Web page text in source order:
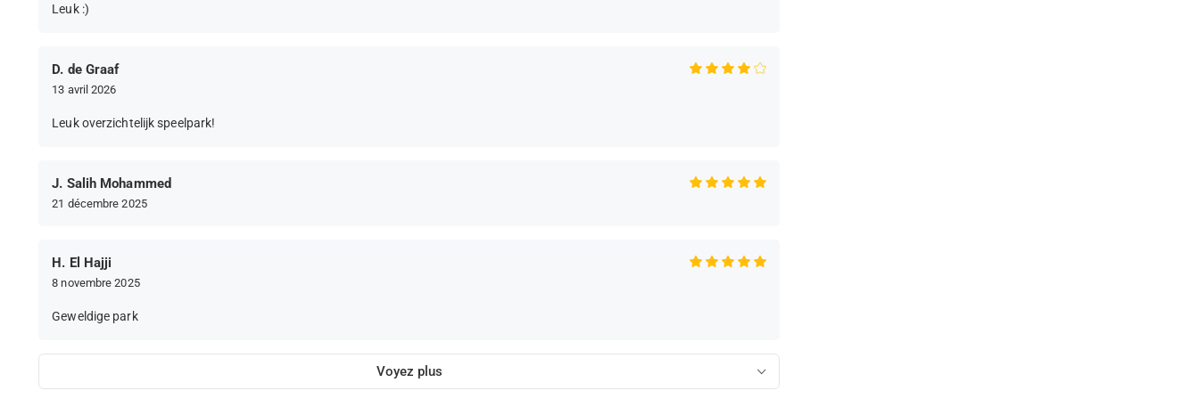
Leuk :)
D. de Graaf
13 avril 2026
Leuk overzichtelijk speelpark!
J. Salih Mohammed
21 décembre 2025
H. El Hajji
8 novembre 2025
Geweldige park
Voyez plus